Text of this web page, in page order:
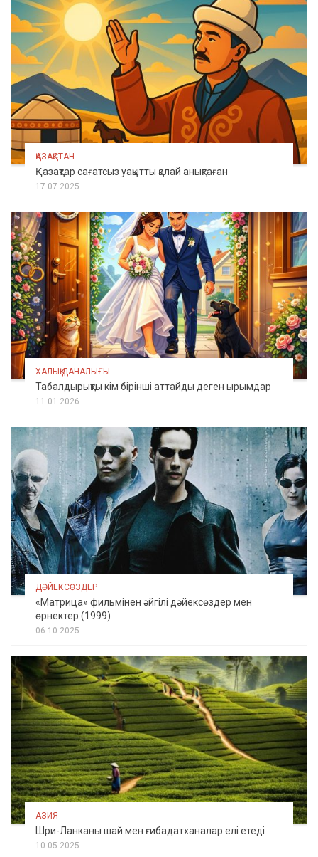
ҚАЗАҚСТАН
Қазақтар сағатсыз уақытты қалай анықтаған
17.07.2025
ХАЛЫҚ ДАНАЛЫҒЫ
Табалдырықты кім бірінші аттайды деген ырымдар
11.01.2026
ДӘЙЕКСӨЗДЕР
«Матрица» фильмінен әйгілі дәйексөздер мен
өрнектер (1999)
06.10.2025
АЗИЯ
Шри-Ланканы шай мен ғибадатханалар елі етеді
10.05.2025